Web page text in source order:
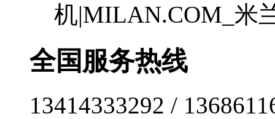
机|MILAN.COM_米
全国服务热线
13414333292 /